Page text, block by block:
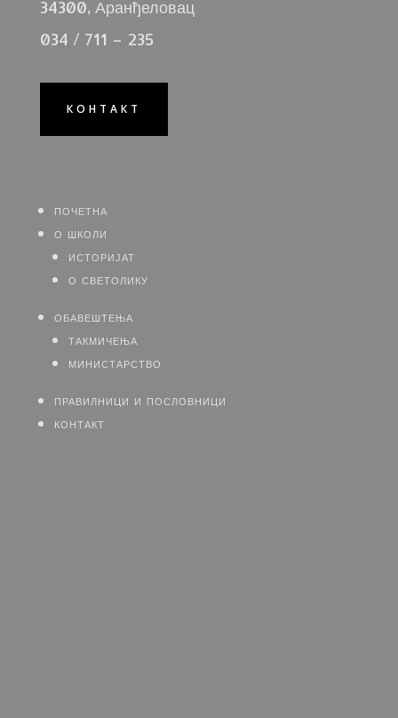
34300, Аранђеловац
034 / 711 – 235
КОНТАКТ
почетна
о школи
историјат
о светолику
обавештења
такмичења
министарство
правилници и пословници
контакт